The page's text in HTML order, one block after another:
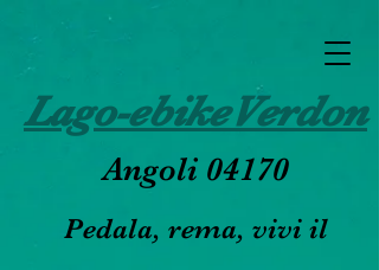
Lago-ebikeVerdon
Angoli 04170
Pedala, rema, vivi il